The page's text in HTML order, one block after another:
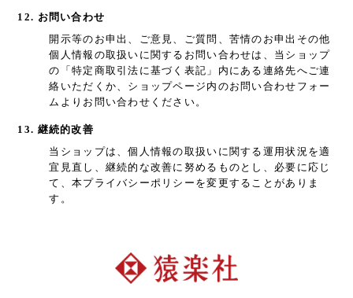
12. お問い合わせ
開示等のお申出、ご意見、ご質問、苦情のお申出その他
個人情報の取扱いに関するお問い合わせは、当ショップ
の「特定商取引法に基づく表記」内にある連絡先へご連
絡いただくか、ショップページ内のお問い合わせフォー
ムよりお問い合わせください。
13. 継続的改善
当ショップは、個人情報の取扱いに関する運用状況を適
宜見直し、継続的な改善に努めるものとし、必要に応じ
て、本プライバシーポリシーを変更することがありま
す。